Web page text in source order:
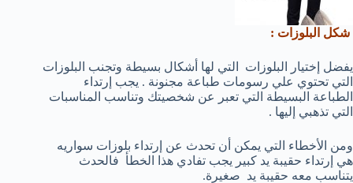
شكل البلوزات :
يفضل إختيار البلوزات التي لها أشكال بسيطة وتجنب البلوزات
التي تحتوي علي رسومات طباعة مجنونة . يجب إرتداء
الطباعة البسيطة التي تعبر عن شخصيتك وتناسب المناسبات
التي تذهبي إليها .
ومن الأخطاء التي يمكن أن تحدث عن إرتداء بلوزات سواريه
هي إرتداء حقيبة يد كبير يجب تفادي هذا الخطأ فالحدث
يتناسب معه حقيبة يد صغيرة.